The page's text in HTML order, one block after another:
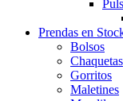
Prendas en
Bolsos
Chaquetas
Gorritos
Maletines